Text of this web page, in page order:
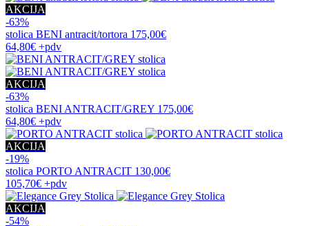
AKCIJA
-63%
stolica BENI antracit/tortora 175,00€
64,80€ +pdv
AKCIJA
-63%
stolica BENI ANTRACIT/GREY 175,00€
64,80€ +pdv
AKCIJA
-19%
stolica PORTO ANTRACIT 130,00€
105,70€ +pdv
AKCIJA
-54%